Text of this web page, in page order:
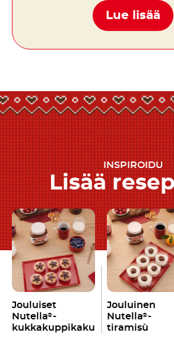
Lue lisää
INSPIROIDU
Lisää
Jouluiset
Nutella®-
kukkakuppikakut
Jouluinen
Nutella®-
tiramisù